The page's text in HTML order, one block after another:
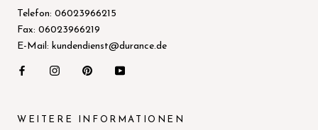
Telefon: 06023966215
Fax: 06023966219
E-Mail: kundendienst@durance.de
WEITERE INFORMATIONEN